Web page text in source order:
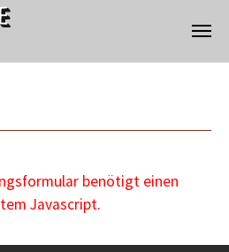
benötigt einen
Javascript.